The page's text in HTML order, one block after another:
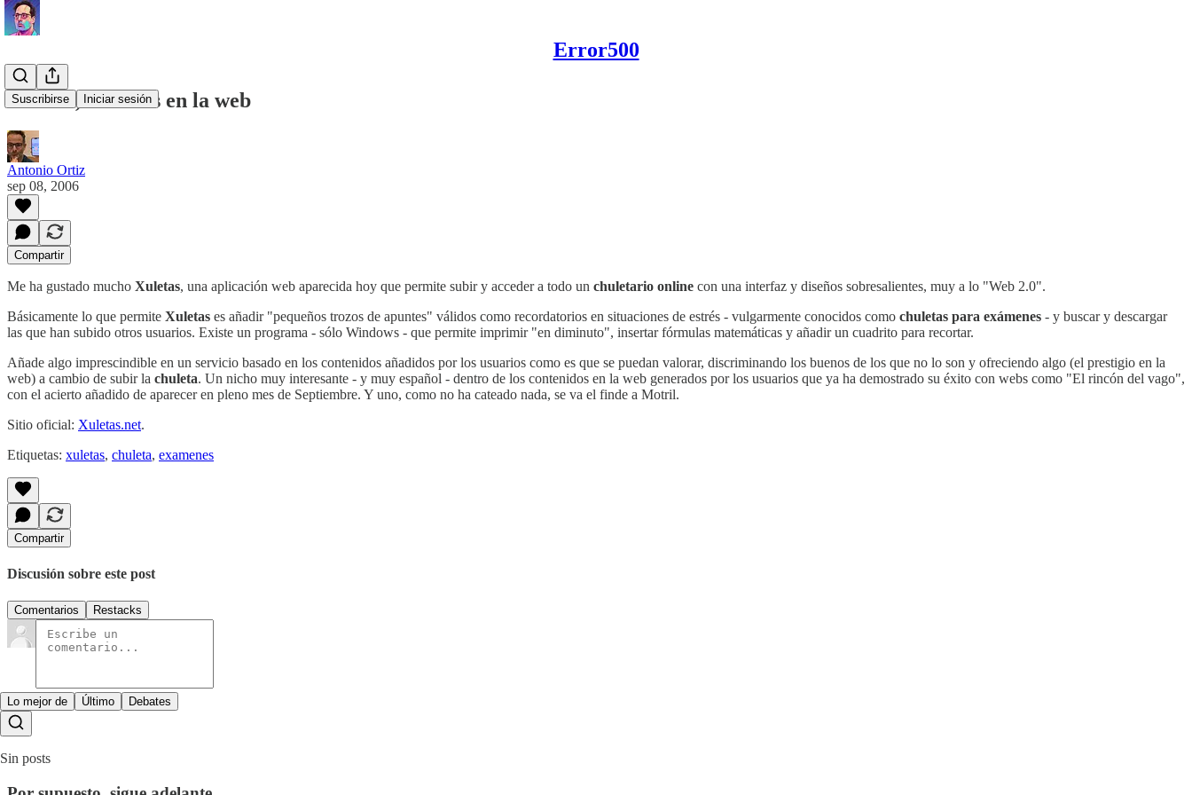
Error500
Suscribirse Iniciar sesión
Xuletas, chuletas en la web
Antonio Ortiz
sep 08, 2006
Compartir
Me ha gustado mucho Xuletas, una aplicación web aparecida hoy que permite subir y acceder a todo un chuletario online con una interfaz y diseños sobresalientes, muy a lo "Web 2.0".
Básicamente lo que permite Xuletas es añadir "pequeños trozos de apuntes" válidos como recordatorios en situaciones de estrés - vulgarmente conocidos como chuletas para exámenes - y buscar y descargar
las que han subido otros usuarios. Existe un programa - sólo Windows - que permite imprimir "en diminuto", insertar fórmulas matemáticas y añadir un cuadrito para recortar.
Añade algo imprescindible en un servicio basado en los contenidos añadidos por los usuarios como es que se puedan valorar, discriminando los buenos de los que no lo son y ofreciendo algo (el prestigio en la
web) a cambio de subir la chuleta. Un nicho muy interesante - y muy español - dentro de los contenidos en la web generados por los usuarios que ya ha demostrado su éxito con webs como "El rincón del vago",
con el acierto añadido de aparecer en pleno mes de Septiembre. Y uno, como no ha cateado nada, se va el finde a Motril.
Sitio oficial: Xuletas.net.
Etiquetas: xuletas, chuleta, examenes
Compartir
Discusión sobre este post
Comentarios Restacks
Lo mejor de Último Debates
Sin posts